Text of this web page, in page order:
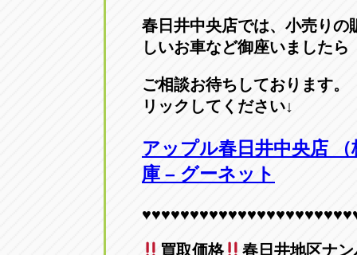
春日井中央店では、小売りの
しいお車など御座いましたら
ご相談お待ちしております。
リックしてください↓
アップル春日井中央店
庫 – グーネット
買取価格 春日井地区ナ